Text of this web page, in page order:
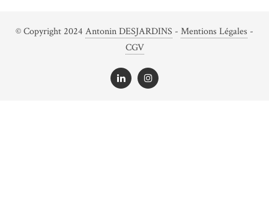
© Copyright 2024 Antonin DESJARDINS - Mentions Légales -
CGV